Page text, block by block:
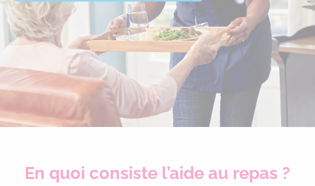
En quoi consiste l’aide au repas ?